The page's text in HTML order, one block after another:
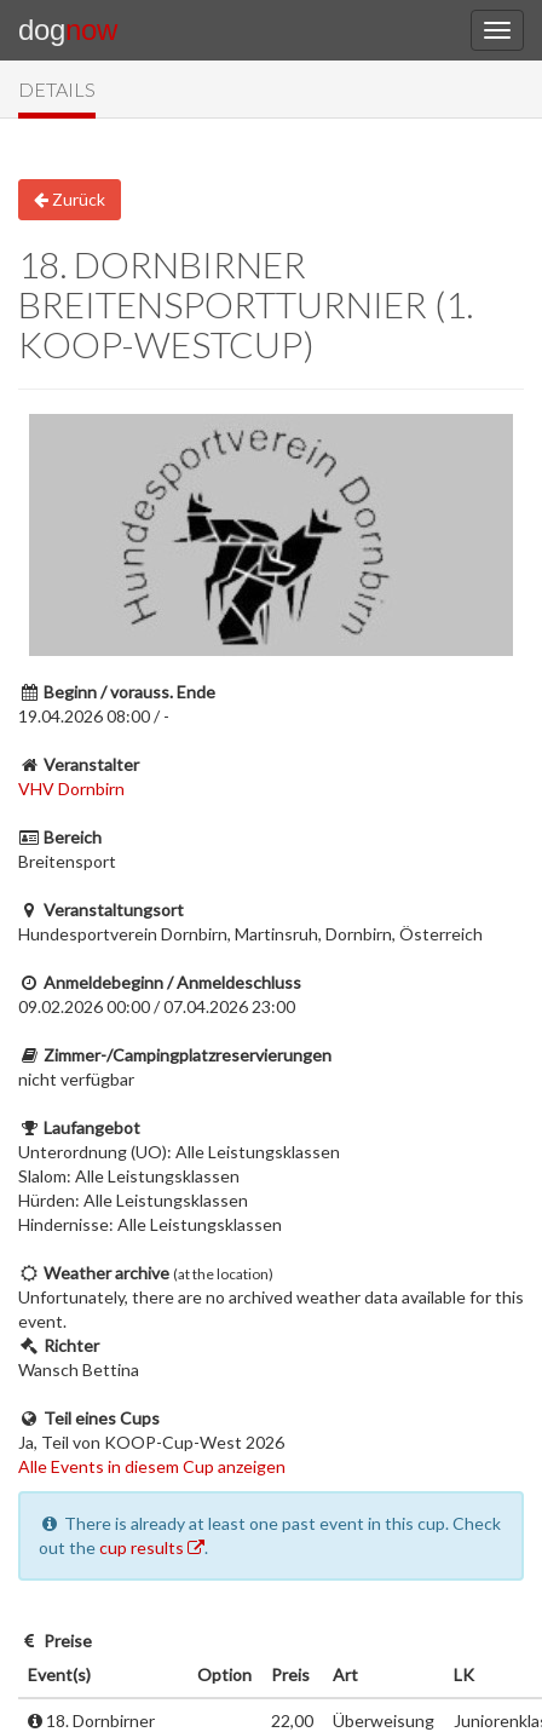
dognow
DETAILS
Zurück
18. DORNBIRNER
BREITENSPORTTURNIER (1.
KOOP-WESTCUP)
Beginn / vorauss. Ende
19.04.2026 08:00 / -
Veranstalter
VHV Dornbirn
Bereich
Breitensport
Veranstaltungsort
Hundesportverein Dornbirn, Martinsruh, Dornbirn, Österreich
Anmeldebeginn / Anmeldeschluss
09.02.2026 00:00 / 07.04.2026 23:00
Zimmer-/Campingplatzreservierungen
nicht verfügbar
Laufangebot
Unterordnung (UO): Alle Leistungsklassen
Slalom: Alle Leistungsklassen
Hürden: Alle Leistungsklassen
Hindernisse: Alle Leistungsklassen
Weather archive (at the location)
Unfortunately, there are no archived weather data available for this
event.
Richter
Wansch Bettina
Teil eines Cups
Ja, Teil von KOOP-Cup-West 2026
Alle Events in diesem Cup anzeigen
There is already at least one past event in this cup. Check
out thecup results .
Preise
Event(s)
Option Preis Art LK
18. Dornbirner
22,00
Überweisung